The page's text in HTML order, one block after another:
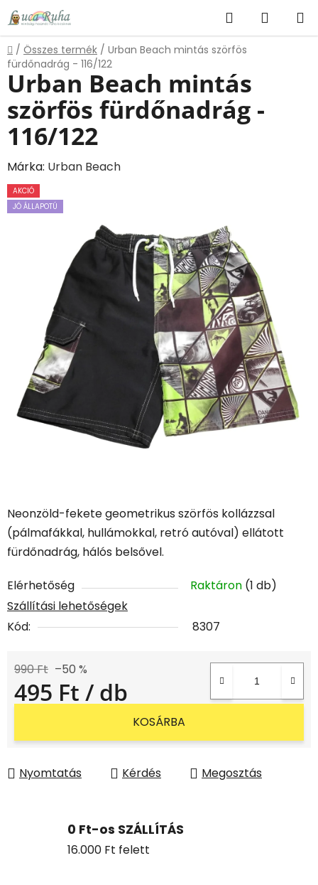
Ugrás
fő
tartalomhoz
KeresésKOSÁR
Kezdőlap
/ Összes termék / Urban Beach mintás szörfös
fürdőnadrág - 116/122
Neonzöld-fekete geometrikus szörfös kollázzsal
(pálmafákkal, hullámokkal, retró autóval) ellátott
fürdőnadrág, hálós belsővel.
Elérhetőség Raktáron (1 db)
Szállítási lehetőségek
Kód:
8307
990 Ft –50 %
495 Ft / db
KOSÁRBA
Nyomtatás Kérdés Megosztás
Urban Beach mintás
szörfös fürdőnadrág -
116/122
Márka: Urban Beach
AKCIÓ
JÓ ÁLLAPOTÚ
0 Ft-os SZÁLLÍTÁS
16.000 Ft felett